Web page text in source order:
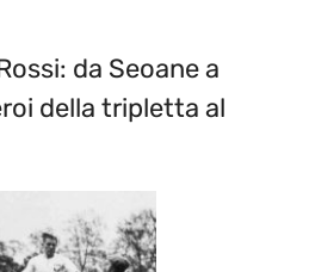
da Seoane a
della tripletta al